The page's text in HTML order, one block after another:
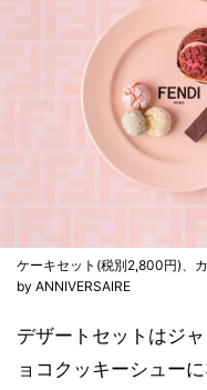
ケーキセット(税別2,800円)、
by ANNIVERSAIRE
デザートセットはジ
ョコクッキーシュー